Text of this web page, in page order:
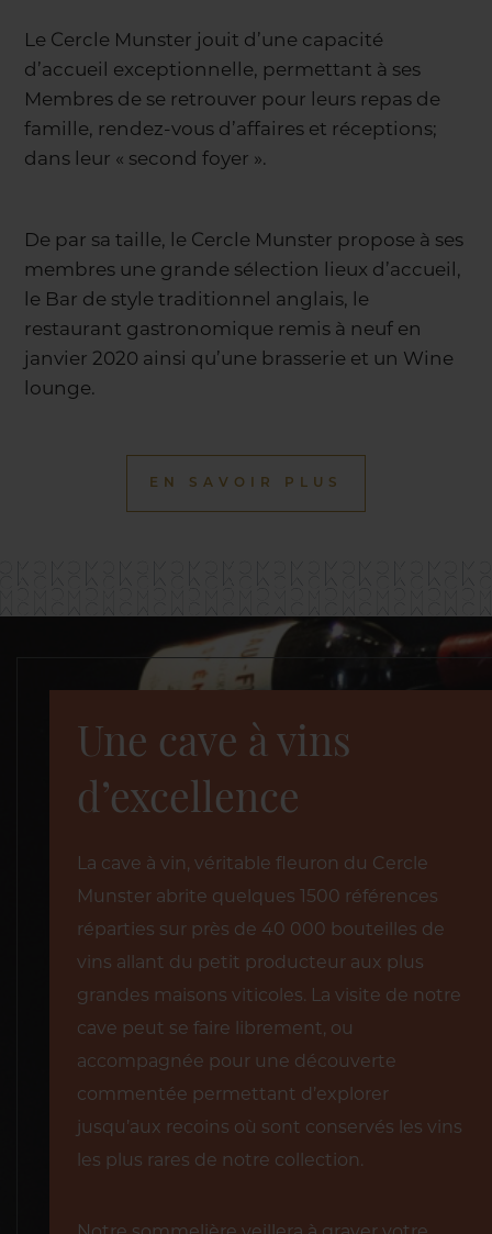
Le Cercle Munster jouit d’une capacité
d’accueil exceptionnelle, permettant à ses
Membres de se retrouver pour leurs repas de
famille, rendez-vous d’affaires et réceptions;
dans leur « second foyer ».
De par sa taille, le Cercle Munster propose à ses
membres une grande sélection lieux d’accueil,
le Bar de style traditionnel anglais, le
restaurant gastronomique remis à neuf en
janvier 2020 ainsi qu’une brasserie et un Wine
lounge.
EN SAVOIR PLUS
Une cave à vins
d’excellence
La cave à vin, véritable fleuron du Cercle
Munster abrite quelques 1500 références
réparties sur près de 40 000 bouteilles de
vins allant du petit producteur aux plus
grandes maisons viticoles. La visite de notre
cave peut se faire librement, ou
accompagnée pour une découverte
commentée permettant d’explorer
jusqu’aux recoins où sont conservés les vins
les plus rares de notre collection.